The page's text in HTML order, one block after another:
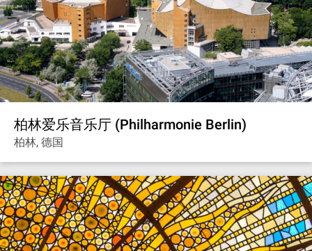
柏林爱乐音乐厅 (Philharmonie Berlin)
柏林, 德国